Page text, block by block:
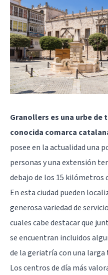
Granollers es una urbe de
conocida comarca
posee en la actualidad una
personas y una extensión
debajo de los 15 kilómetros
En esta ciudad pueden
generosa variedad de
cuales cabe destacar que
se encuentran incluidos
de la geriatría con una larga
Los centros de día más